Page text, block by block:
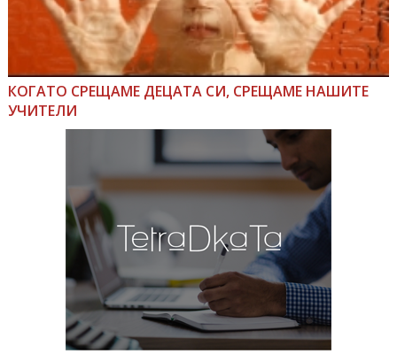
КОГАТО СРЕЩАМЕ ДЕЦАТА СИ, СРЕЩАМЕ НАШИТЕ
УЧИТЕЛИ